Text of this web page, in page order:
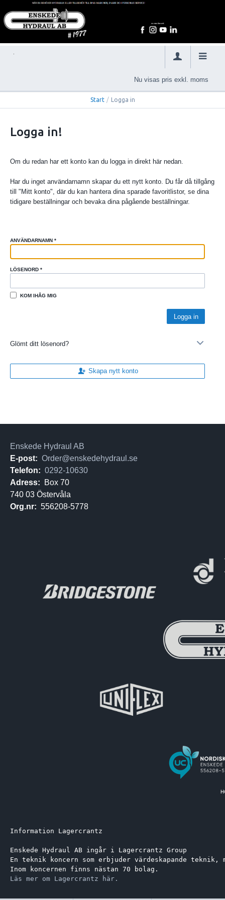
Nu visas pris exkl. moms
Start / Logga in
Logga in!
Om du redan har ett konto kan du logga in direkt här nedan.
Har du inget användarnamn skapar du ett nytt konto. Du får då tillgång
till "Mitt konto", där du kan hantera dina sparade favoritlistor, se dina
tidigare beställningar och bevaka dina pågående beställningar.
ANVÄNDARNAMN *
LÖSENORD *
KOM IHÅG MIG
Glömt ditt lösenord?
Skapa nytt konto
Information Lagercrantz
Enskede Hydraul AB ingår i Lagercrantz Group
En teknik koncern som erbjuder värdeskapande
Inom koncernen finns nästan 70 bolag.
Läs mer om Lagercrantz här.
Enskede Hydraul AB
E-post: Order@enskedehydraul.se
Telefon: 0292-10630
Adress:
Box 70
740 03 Östervåla
Org.nr: 556208-5778